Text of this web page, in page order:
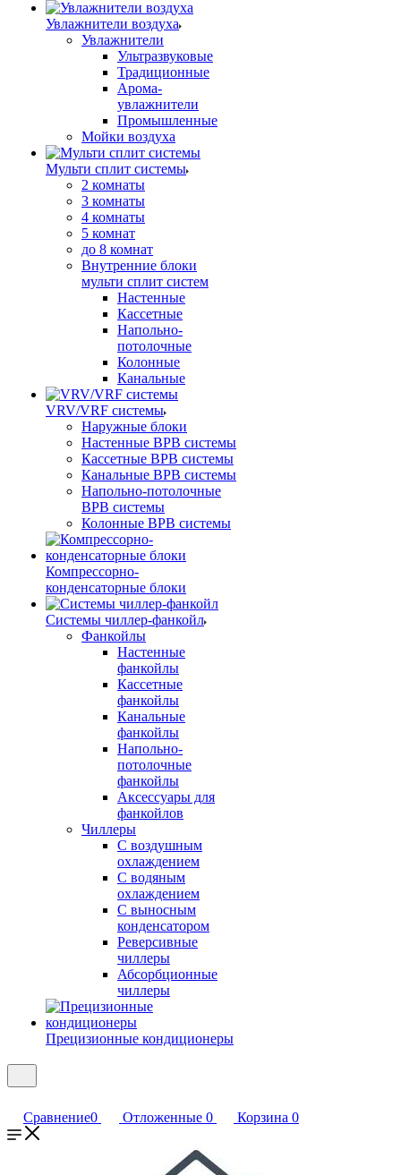
Увлажнители воздуха
Увлажнители
Ультразвуковые
Традиционные
Арома-
увлажнители
Промышленные
Мойки воздуха
Мульти сплит системы
2 комнаты
3 комнаты
4 комнаты
5 комнат
до 8 комнат
Внутренние блоки
мульти сплит систем
Настенные
Кассетные
Напольно-
потолочные
Колонные
Канальные
VRV/VRF системы
Наружные блоки
Настенные ВРВ системы
Кассетные ВРВ системы
Канальные ВРВ системы
Напольно-потолочные
ВРВ системы
Колонные ВРВ системы
Компрессорно-
конденсаторные блоки
Системы чиллер-фанкойл
Фанкойлы
Настенные
фанкойлы
Кассетные
фанкойлы
Канальные
фанкойлы
Напольно-
потолочные
фанкойлы
Аксессуары для
фанкойлов
Чиллеры
С воздушным
охлаждением
С водяным
охлаждением
С выносным
конденсатором
Реверсивные
чиллеры
Абсорбционные
чиллеры
Прецизионные кондиционеры
Сравнение0 Отложенные 0 Корзина 0